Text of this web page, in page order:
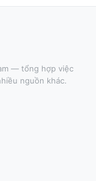
— tổng hợp việc
nguồn khác.